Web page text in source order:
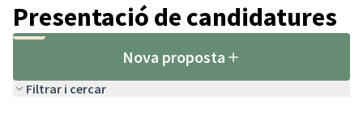
Presentació de candidatures
Nova proposta
Filtrar i cercar